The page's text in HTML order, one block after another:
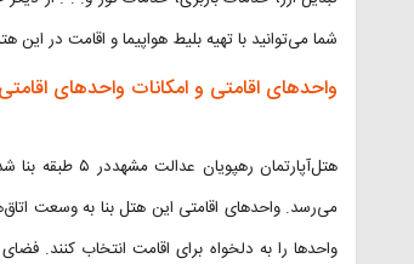
شما می‌توانید با تهیه بلیط هواپیما و اقامت در
واحد‌های اقامتی و امکانات واحد‌های اقامتی
واحد‌ها را به دلخواه برای اقامت انتخاب کنند.